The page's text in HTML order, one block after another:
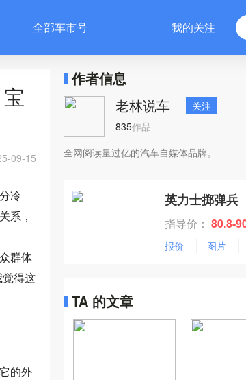
全部车市号 我的关注
09-15
冷
系，
群体
得这
的外
作者信息
老林说车
关注
835作品
全网阅读量过亿的汽车自媒体品牌。
英力士掷弹兵
指导价： 80.8-
报价 图片
TA 的文章